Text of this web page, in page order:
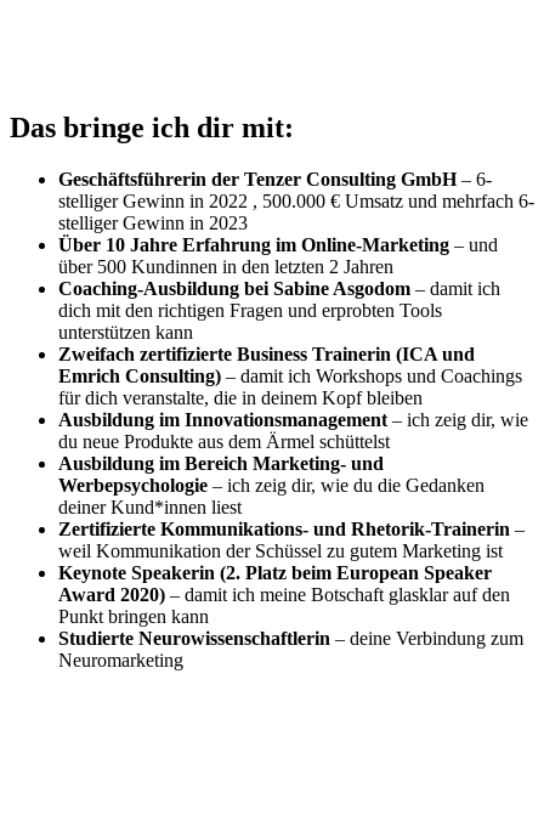
Das bringe ich dir mit:
Geschäftsführerin der Tenzer Consulting GmbH– 6-
stelliger Gewinn in 2022 , 500.000 € Umsatz und mehrfach 6-
stelliger Gewinn in 2023
Über 10 Jahre Erfahrung im Online-Marketing – und
über 500 Kundinnen in den letzten 2 Jahren
Coaching-Ausbildung bei Sabine Asgodom – damit ich
dich mit den richtigen Fragen und erprobten Tools
unterstützen kann
Zweifach zertifizierte Business Trainerin (ICA und
Emrich Consulting) – damit ich Workshops und Coachings
für dich veranstalte, die in deinem Kopf bleiben
Ausbildung im Innovationsmanagement – ich zeig dir, wie
du neue Produkte aus dem Ärmel schüttelst
Ausbildung im Bereich Marketing- und
Werbepsychologie – ich zeig dir, wie du die Gedanken
deiner Kund*innen liest
Zertifizierte Kommunikations- und Rhetorik-Trainerin –
weil Kommunikation der Schüssel zu gutem Marketing ist
Keynote Speakerin (2. Platz beim European Speaker
Award 2020) – damit ich meine Botschaft glasklar auf den
Punkt bringen kann
Studierte Neurowissenschaftlerin – deine Verbindung zum
Neuromarketing